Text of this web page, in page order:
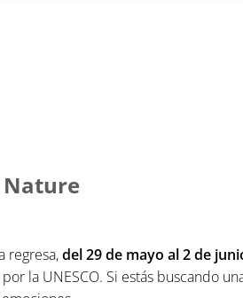
Nature
regresa,del 29 de mayo al 2 de
la UNESCO. Si estás buscando